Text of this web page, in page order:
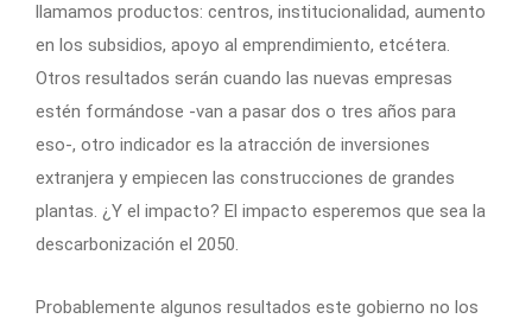
llamamos productos: centros, institucionalidad, aumento
en los subsidios, apoyo al emprendimiento, etcétera.
Otros resultados serán cuando las nuevas empresas
estén formándose -van a pasar dos o tres años para
eso-, otro indicador es la atracción de inversiones
extranjera y empiecen las construcciones de grandes
plantas. ¿Y el impacto? El impacto esperemos que sea la
descarbonización el 2050.
Probablemente algunos resultados este gobierno no los